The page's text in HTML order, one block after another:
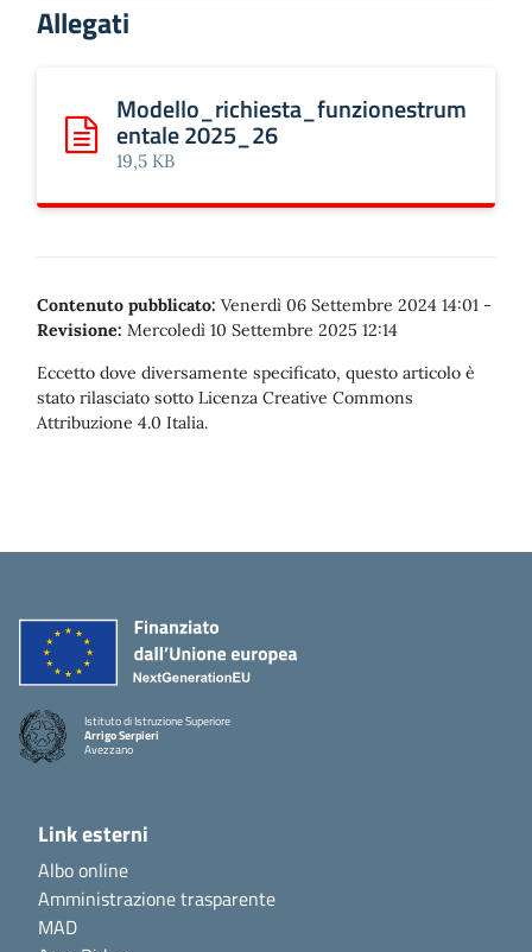
Allegati
Scarica: Modello_richiesta_funzionestrumentale
Modello_richiesta_funzionestrum
entale 2025_26
19,5 KB
Contenuto pubblicato: Venerdì 06 Settembre 2024 14:01 -
Revisione: Mercoledì 10 Settembre 2025 12:14
Eccetto dove diversamente specificato, questo articolo è
stato rilasciato sotto Licenza Creative Commons
Attribuzione 4.0 Italia.
Istituto di Istruzione Superiore
Arrigo Serpieri
Avezzano
Link esterni
Albo online
Amministrazione trasparente
MAD